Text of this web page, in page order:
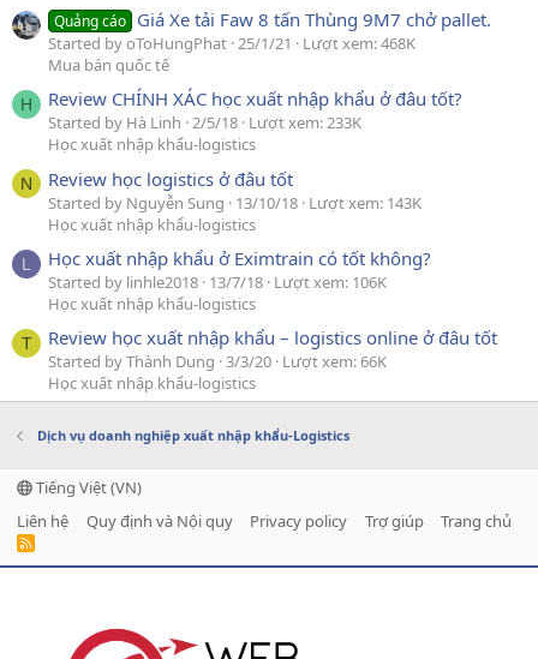
Quảng cáo Giá Xe tải Faw 8 tấn Thùng 9M7 chở pallet.
Started by oToHungPhat 25/1/21
Lượt xem: 468K
Mua bán quốc tế
H Review CHÍNH XÁC học xuất nhập khẩu ở đâu tốt?
Started by Hà Linh 2/5/18 Lượt xem: 233K
Học xuất nhập khẩu-logistics
N Review học logistics ở đâu tốt
Started by Nguyễn Sung 13/10/18 Lượt xem: 143K
Học xuất nhập khẩu-logistics
L Học xuất nhập khẩu ở Eximtrain có tốt không?
Started by linhle2018 13/7/18 Lượt xem: 106K
Học xuất nhập khẩu-logistics
T Review học xuất nhập khẩu – logistics online ở đâu tốt
Started by Thành Dung 3/3/20 Lượt xem: 66K
Học xuất nhập khẩu-logistics
Dịch vụ doanh nghiệp xuất nhập khẩu-Logistics
Tiếng Việt (VN)
Liên hệ
Quy định và Nội quy Privacy policy Trợ giúp Trang chủ
R